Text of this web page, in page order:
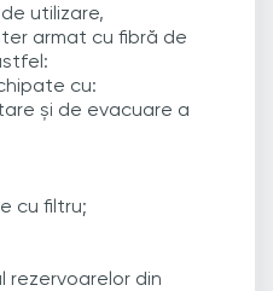
utilizare,
armat cu fibră de
cu:
și de evacuare a
cu filtru;
rezervoarelor din